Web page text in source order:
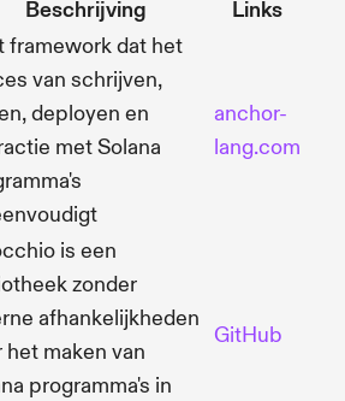
Beschrijving Links
framework dat het
van schrijven,
deployen en
met Solana
anchor-
lang.com
is een
zonder
afhankelijkheden
het maken van
programma's in
GitHub